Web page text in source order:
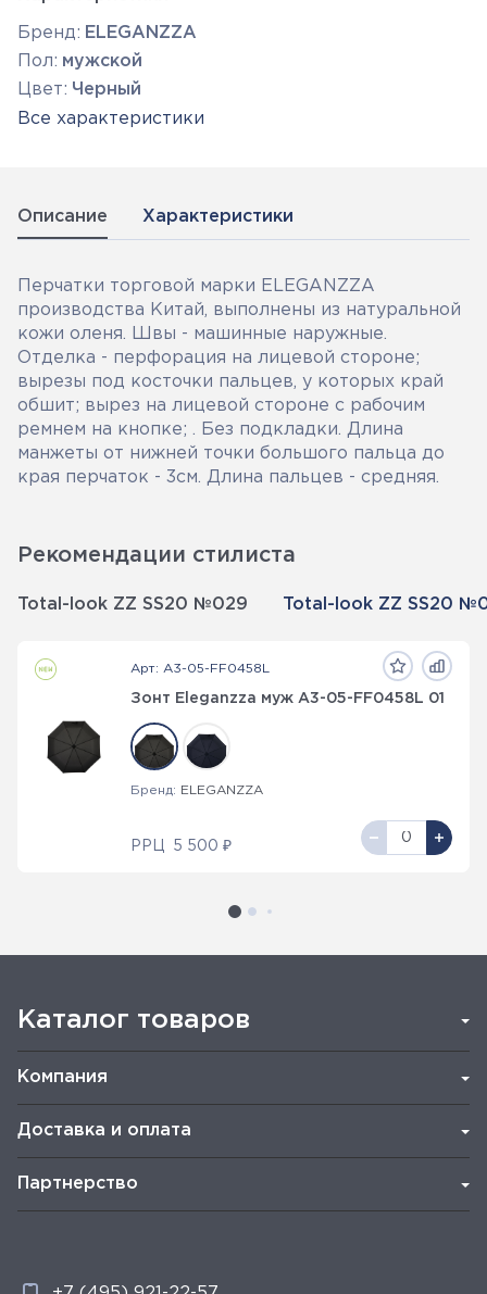
Бренд: ELEGANZZA
Пол: мужской
Цвет: Черный
Все характеристики
Описание Характеристики
Перчатки торговой марки ELEGANZZA
производства Китай, выполнены из натуральной
кожи оленя. Швы - машинные наружные.
Отделка - перфорация на лицевой стороне;
вырезы под косточки пальцев, у которых край
обшит; вырез на лицевой стороне с рабочим
ремнем на кнопке; . Без подкладки. Длина
манжеты от нижней точки большого пальца до
края перчаток - 3см. Длина пальцев - средняя.
Рекомендации стилиста
Total-look ZZ SS20 №029 Total-look ZZ SS20
Арт: A3-05-FF0458L
Зонт Eleganzza муж А3-05-FF0458L 01
Бренд: ELEGANZZA
РРЦ 5 500 ₽
Каталог товаров
Компания
Доставка и оплата
Партнерство